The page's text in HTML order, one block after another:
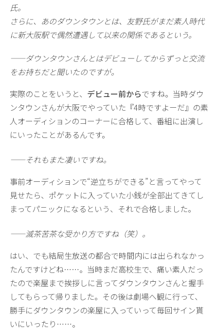
氏。
さらに、あのダウンタウンとは、友野氏がまだ素人時代
に新大阪駅で偶然遭遇して以来の関係であるという。
——ダウンタウンさんとはデビューしてからずっと交流
をお持ちだと聞いたのですが。
実際のことをいうと、 デビュー前からですね。当時ダウ
ンタウンさんが大阪でやっていた『4時ですよーだ』の素
人オーディションのコーナーに合格して、番組に出演し
にいったことがあるんです。
——それもまた凄いですね。
事前オーディションで“逆立ちができる”と言ってやって
見せたら、ポケットに入っていた小銭が全部出てきてし
まってパニックになるという、それで合格しました。
——滅茶苦茶な受かり方ですね（笑）。
はい、でも結局生放送の都合で時間内には出られなかっ
たんですけどね……。当時まだ高校生で、痛い素人だっ
たので楽屋まで挨拶しに言ってダウンタウンさんと握手
してもらって帰りました。その後は劇場へ観に行って、
勝手にダウンタウンの楽屋に入っていって毎回サイン貰
いにいったり……。